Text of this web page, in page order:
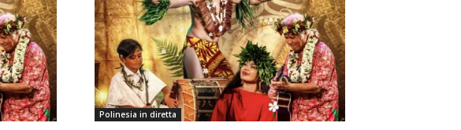
Polinesia in diretta